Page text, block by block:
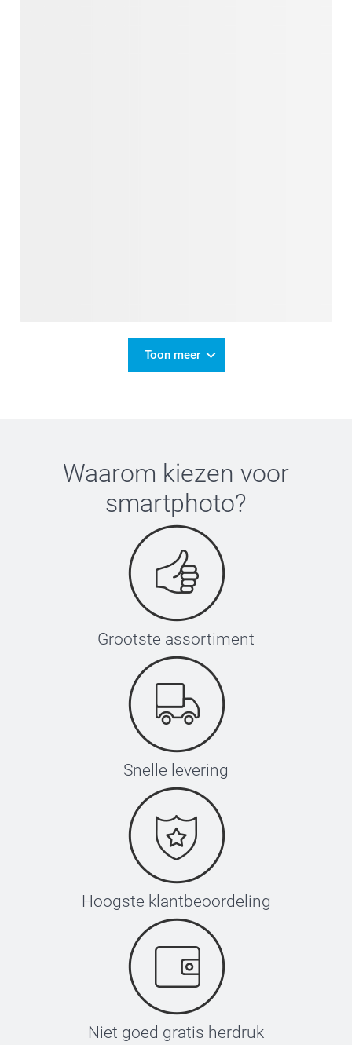
Toon meer
Waarom kiezen voor
smartphoto?
Grootste assortiment
Snelle levering
Hoogste klantbeoordeling
Niet goed gratis herdruk